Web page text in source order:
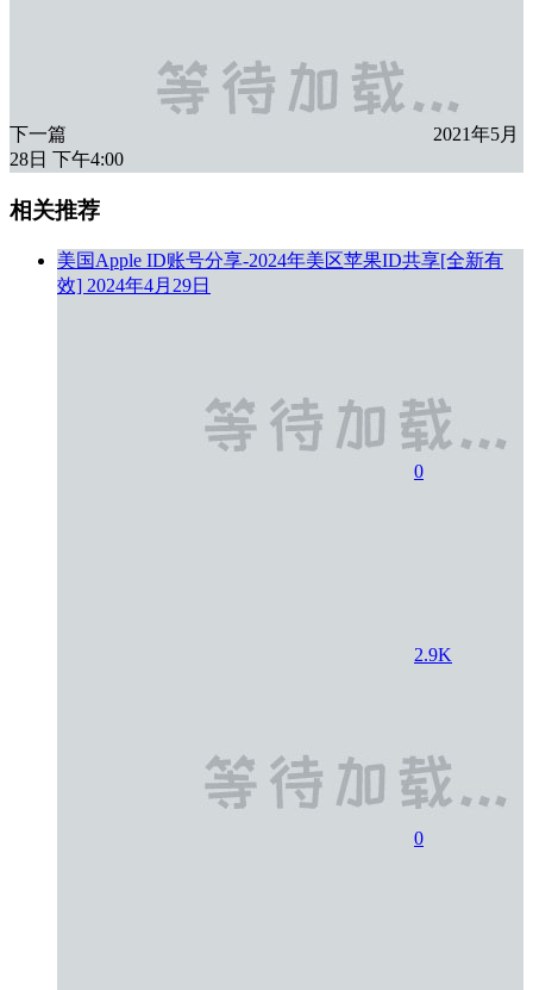
下一篇
2021年5月
28日 下午4:00
相关推荐
美国Apple ID账号分享-2024年美区苹果ID共享[全新有
效] 2024年4月29日
0
2.9K
0